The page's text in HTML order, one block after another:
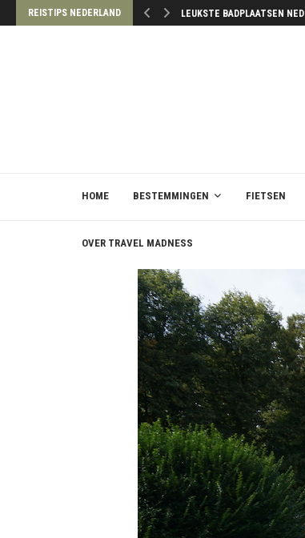
REISTIPS NEDERLAND LEUKSTE BADPLAATSEN
HOME BESTEMMINGEN FIETSEN
OVER TRAVEL MADNESS